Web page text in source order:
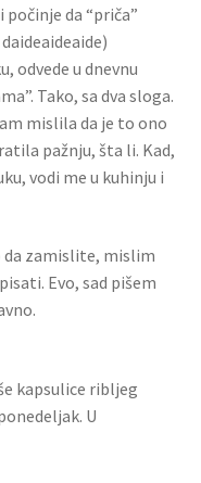
počinje da “priča”
odvede u dnevnu
Tako, sa dva sloga.
mislila da je to ono
pažnju, šta li. Kad,
vodi me u kuhinju i
da zamislite, mislim
Evo, sad pišem
kapsulice ribljeg
U